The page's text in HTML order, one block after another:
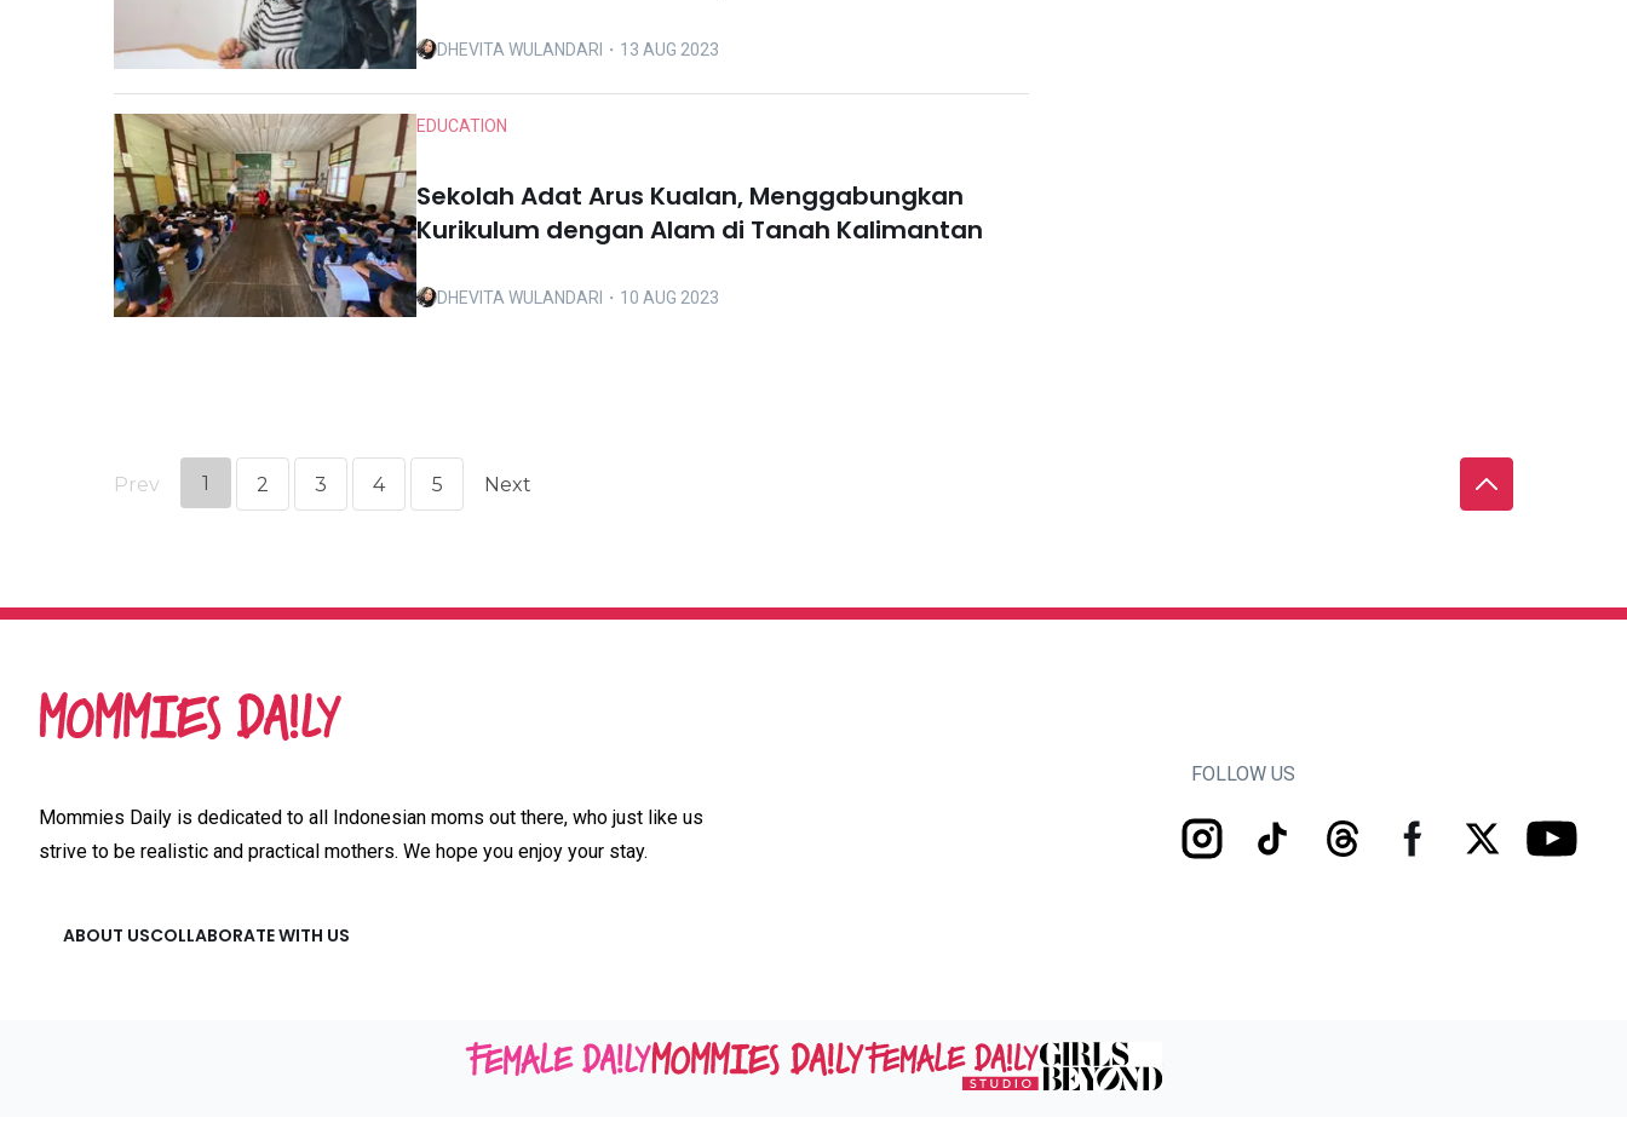
DHEVITA WULANDARI ・13 AUG 2023
EDUCATION
Sekolah Adat Arus Kualan, Menggabungkan
Kurikulum dengan Alam di Tanah Kalimantan
DHEVITA WULANDARI ・10 AUG 2023
Prev 1 2 3 4 5 Next
Mommies Daily is dedicated to all Indonesian moms out there, who just like us
strive to be realistic and practical mothers. We hope you enjoy your stay.
ABOUT USCOLLABORATE WITH US
FOLLOW US